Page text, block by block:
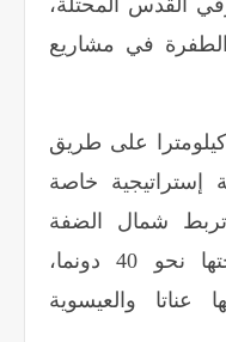
القدس المحتلة،
في مشاريع
وتقع القرية على بعد نحو 16 كيلومترا على طريق
إستراتيجية خاصة
شمال الضفة
الغربية بجنوبها، وتبلغ مساحتها نحو 40 دونما،
والعيسوية